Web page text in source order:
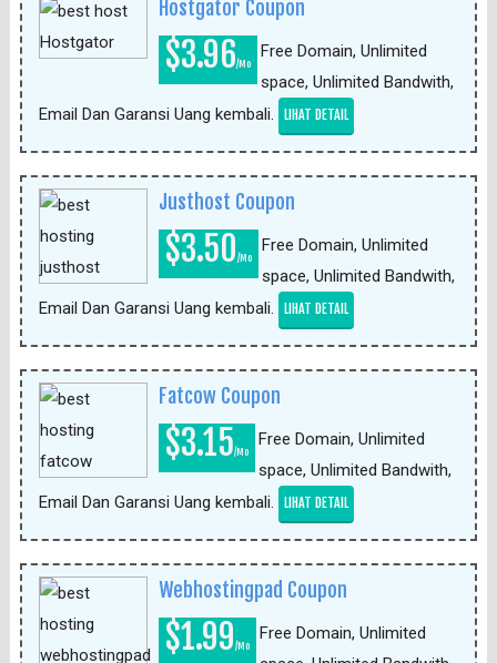
Hostgator Coupon
$3.96/Mo
Free Domain, Unlimited
space, Unlimited Bandwith,
Email Dan Garansi Uang kembali.
LIHAT DETAIL
Justhost Coupon
$3.50/Mo
Free Domain, Unlimited
space, Unlimited Bandwith,
Email Dan Garansi Uang kembali.
LIHAT DETAIL
Fatcow Coupon
$3.15/Mo
Free Domain, Unlimited
space, Unlimited Bandwith,
Email Dan Garansi Uang kembali.
LIHAT DETAIL
Webhostingpad Coupon
$1.99/Mo
Free Domain, Unlimited